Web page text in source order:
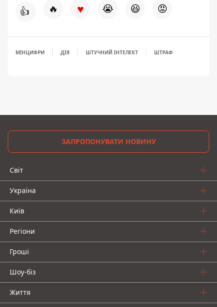
👍 🔥 ♥ 😭 😆 😡
МІНЦИФРИ ДІЯ ШТУЧНИЙ ІНТЕЛЕКТ ШТРАФ
ЗАПРОПОНУВАТИ НОВИНУ
Світ
Україна
Київ
Регіони
Гроші
Шоу-біз
Життя